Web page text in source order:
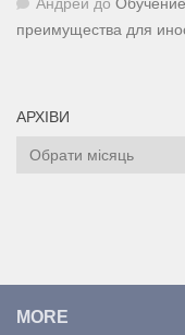
Андрей до
преимущества для
АРХІВИ
Архіви
MORE